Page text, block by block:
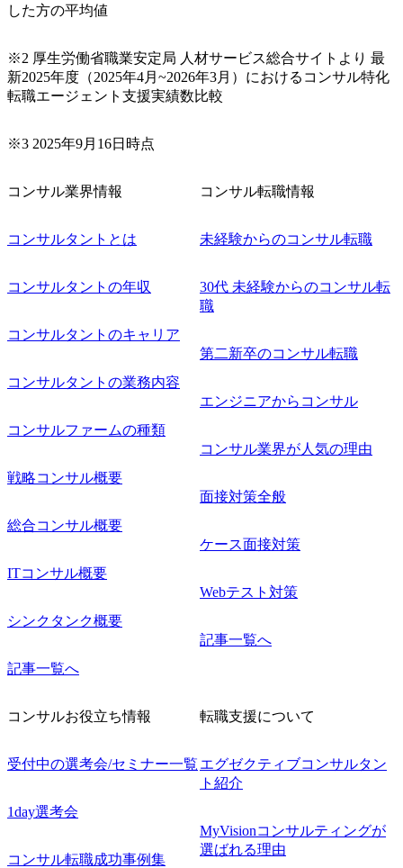
した方の平均値
※2 厚生労働省職業安定局 人材サービス総合サイトより 最
新2025年度（2025年4月~2026年3月）におけるコンサル特化
転職エージェント支援実績数比較
※3 2025年9月16日時点
コンサル業界情報
コンサルタントとは
コンサルタントの年収
コンサルタントのキャリア
コンサルタントの業務内容
コンサルファームの種類
戦略コンサル概要
総合コンサル概要
ITコンサル概要
シンクタンク概要
記事一覧へ
コンサル転職情報
未経験からのコンサル転職
30代 未経験からのコンサル転
職
第二新卒のコンサル転職
エンジニアからコンサル
コンサル業界が人気の理由
面接対策全般
ケース面接対策
Webテスト対策
記事一覧へ
コンサルお役立ち情報
受付中の選考会/セミナー一覧
1day選考会
コンサル転職成功事例集
転職支援について
エグゼクティブコンサルタン
ト紹介
MyVisionコンサルティングが
選ばれる理由